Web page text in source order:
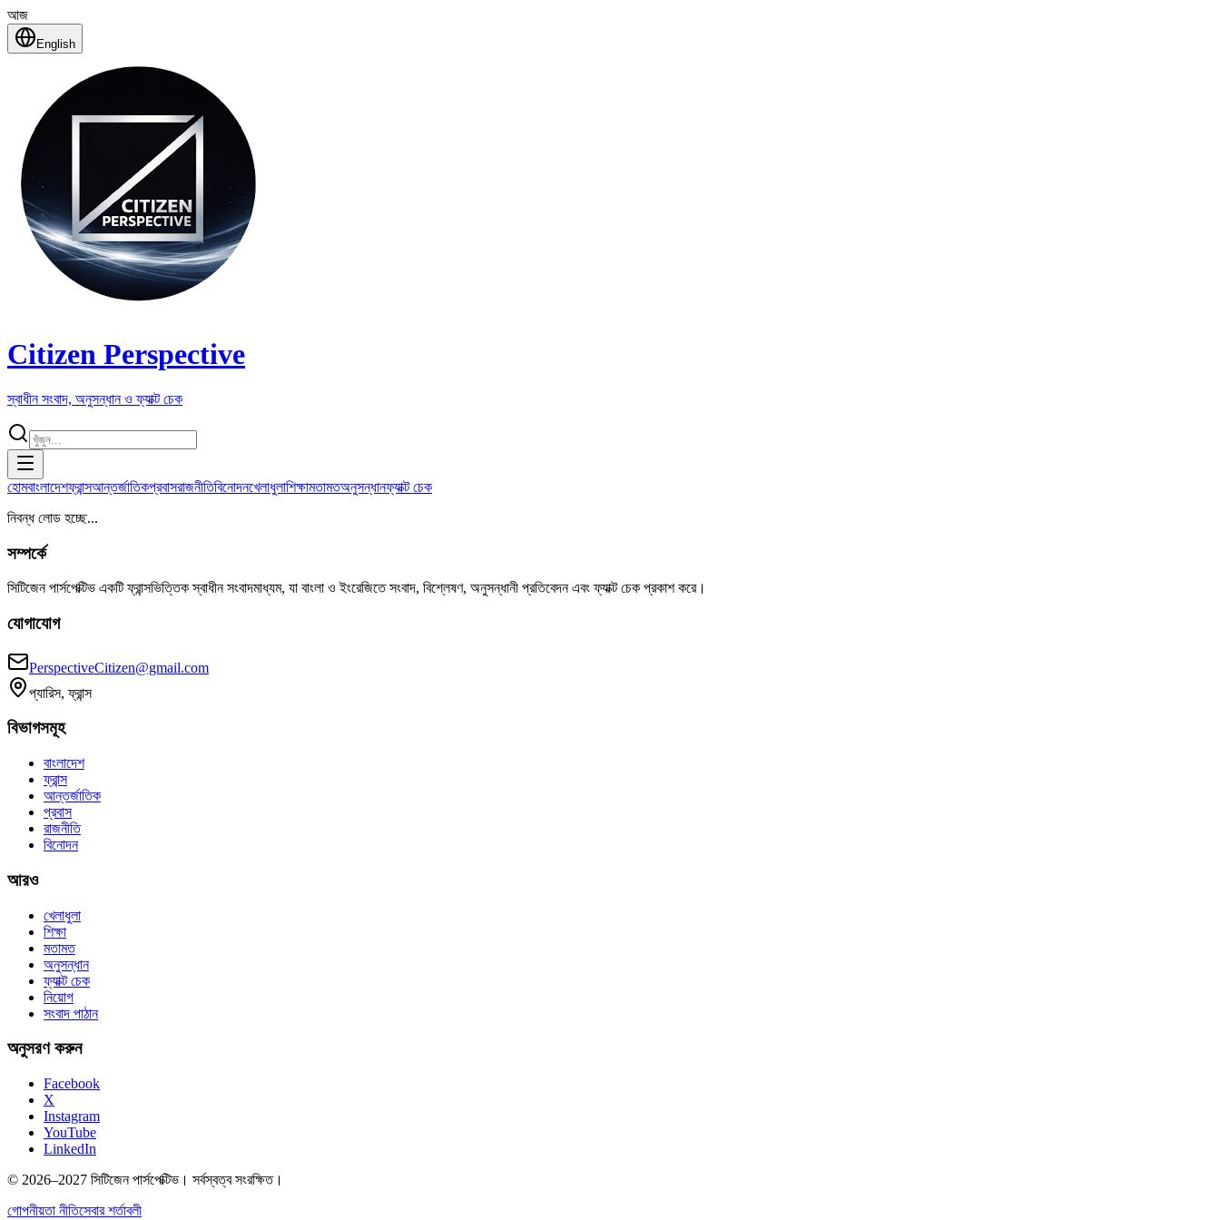
আজ
English
Citizen Perspective
স্বাধীন সংবাদ, অনুসন্ধান ও ফ্যাক্ট চেক
হোমবাংলাদেশফ্রান্সআন্তর্জাতিকপ্রবাসরাজনীতিবিনোদনখেলাধুলাশিক্ষামতামতঅনুসন্ধানফ্যাক্ট চেক
নিবন্ধ লোড হচ্ছে...
সম্পর্কে
সিটিজেন পার্সপেক্টিভ একটি ফ্রান্সভিত্তিক স্বাধীন সংবাদমাধ্যম, যা বাংলা ও ইংরেজিতে সংবাদ, বিশ্লেষণ, অনুসন্ধানী প্রতিবেদন এবং ফ্যাক্ট চেক প্রকাশ করে।
যোগাযোগ
PerspectiveCitizen@gmail.com
প্যারিস, ফ্রান্স
বিভাগসমূহ
বাংলাদেশ
ফ্রান্স
আন্তর্জাতিক
প্রবাস
রাজনীতি
বিনোদন
আরও
খেলাধুলা
শিক্ষা
মতামত
অনুসন্ধান
ফ্যাক্ট চেক
নিয়োগ
সংবাদ পাঠান
অনুসরণ করুন
Facebook
X
Instagram
YouTube
LinkedIn
© 2026–2027 সিটিজেন পার্সপেক্টিভ। সর্বস্বত্ব সংরক্ষিত।
গোপনীয়তা নীতিসেবার শর্তাবলী